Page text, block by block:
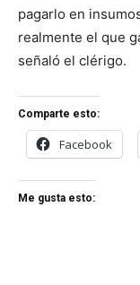
pagarlo en
realmente el que
señaló el clérigo.
Comparte esto:
Facebook
Me gusta esto: